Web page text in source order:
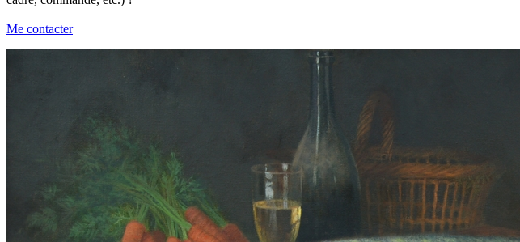
Me contacter